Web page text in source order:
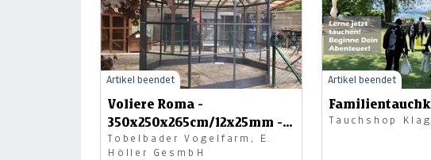
Voliere Roma -
350x250x265cm/12x25mm -
anthrazit
Tobelbader Vogelfarm, E.
Höller GesmbH
Artikel beendet
Tauchshop
Artikel beendet